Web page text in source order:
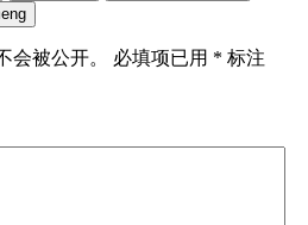
会被公开。 必填项已用 * 标注